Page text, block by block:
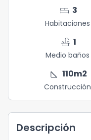
bed 3
Habitaciones
faucet 1
Medio baños
square_foot 110m2
Construcción
Descripción